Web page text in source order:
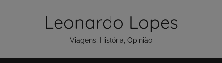
Leonardo Lopes
Viagens, História, Opinião